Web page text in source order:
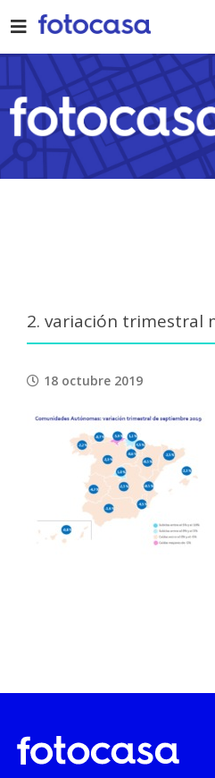
to
content
2. variación trimestral
18 octubre 2019